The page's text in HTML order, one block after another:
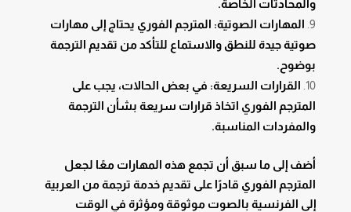
والمحادثات الخاصة.
المهارات الصوتية: المترجم الفوري يحتاج إلى مهارات
صوتية جيدة للنطق والاستماع للتأكد من تقديم الترجمة
بوضوح.
القرارات السريعة: في بعض الحالات، يجب على
المترجم الفوري اتخاذ قرارات سريعة بشأن الترجمة
والمفردات المناسبة.
أضف إلى ما سبق أن تجمع هذه المهارات معًا لجعل
المترجم الفوري قادرًا على تقديم خدمة ترجمة من العربية
إلى الفرنسية بالصوت موثوقة ومؤثرة في الوقت